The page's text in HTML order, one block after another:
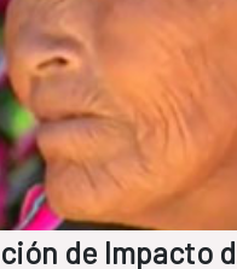
de Impacto